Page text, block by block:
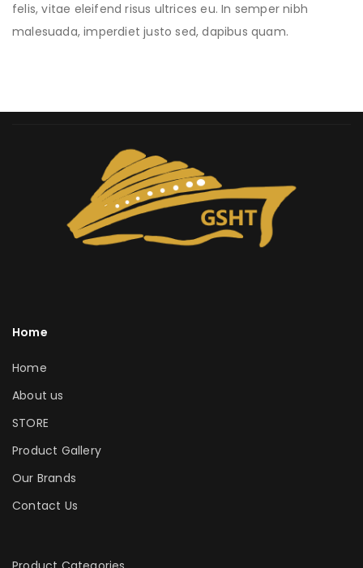
felis, vitae eleifend risus ultrices eu. In semper nibh
malesuada, imperdiet justo sed, dapibus quam.
Home
Home
About us
STORE
Product Gallery
Our Brands
Contact Us